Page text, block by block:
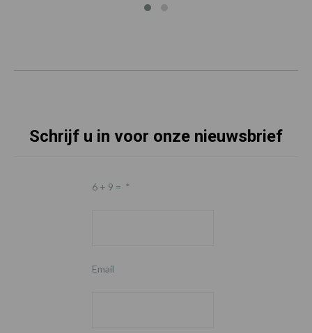
Schrijf u in voor onze nieuwsbrief
6 + 9 = *
Email